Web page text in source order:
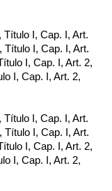
Título I, Cap. I, Art.
Título I, Cap. I, Art.
I, Cap. I, Art. 2,
I, Cap. I, Art. 2,
Título I, Cap. I, Art.
Título I, Cap. I, Art.
I, Cap. I, Art. 2,
I, Cap. I, Art. 2,